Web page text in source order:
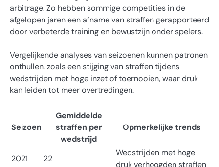
arbitrage. Zo hebben sommige competities in de
afgelopen jaren een afname van straffen gerapporteerd
door verbeterde training en bewustzijn onder spelers.
Vergelijkende analyses van seizoenen kunnen patronen
onthullen, zoals een stijging van straffen tijdens
wedstrijden met hoge inzet of toernooien, waar druk
kan leiden tot meer overtredingen.
Seizoen
Gemiddelde
straffen per
wedstrijd
Opmerkelijke trends
2021 22
Wedstrijden met hoge
druk verhoogden straffen